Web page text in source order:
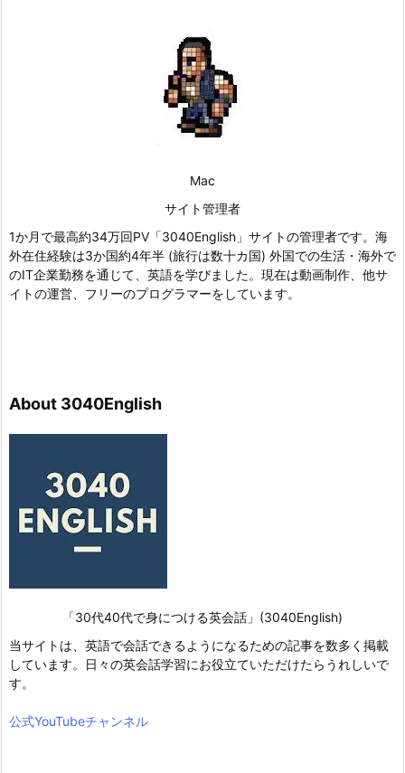
Mac
サイト管理者
1か月で最高約34万回PV「3040English」サイトの管理者です。海
外在住経験は3か国約4年半 (旅行は数十カ国) 外国での生活・海外で
のIT企業勤務を通じて、英語を学びました。現在は動画制作、他サ
イトの運営、フリーのプログラマーをしています。
About 3040English
「30代40代で身につける英会話」(3040English)
当サイトは、英語で会話できるようになるための記事を数多く掲載
しています。日々の英会話学習にお役立ていただけたらうれしいで
す。
公式YouTubeチャンネル